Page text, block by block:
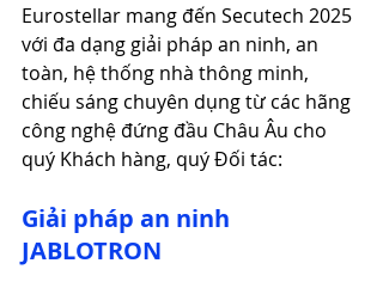
Eurostellar mang đến Secutech 2025
với đa dạng giải pháp an ninh, an
toàn, hệ thống nhà thông minh,
chiếu sáng chuyên dụng từ các hãng
công nghệ đứng đầu Châu Âu cho
quý Khách hàng, quý Đối tác:
Giải pháp an ninh
JABLOTRON